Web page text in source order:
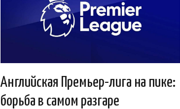
Английская Премьер-лига на пике:
борьба в самом разгаре